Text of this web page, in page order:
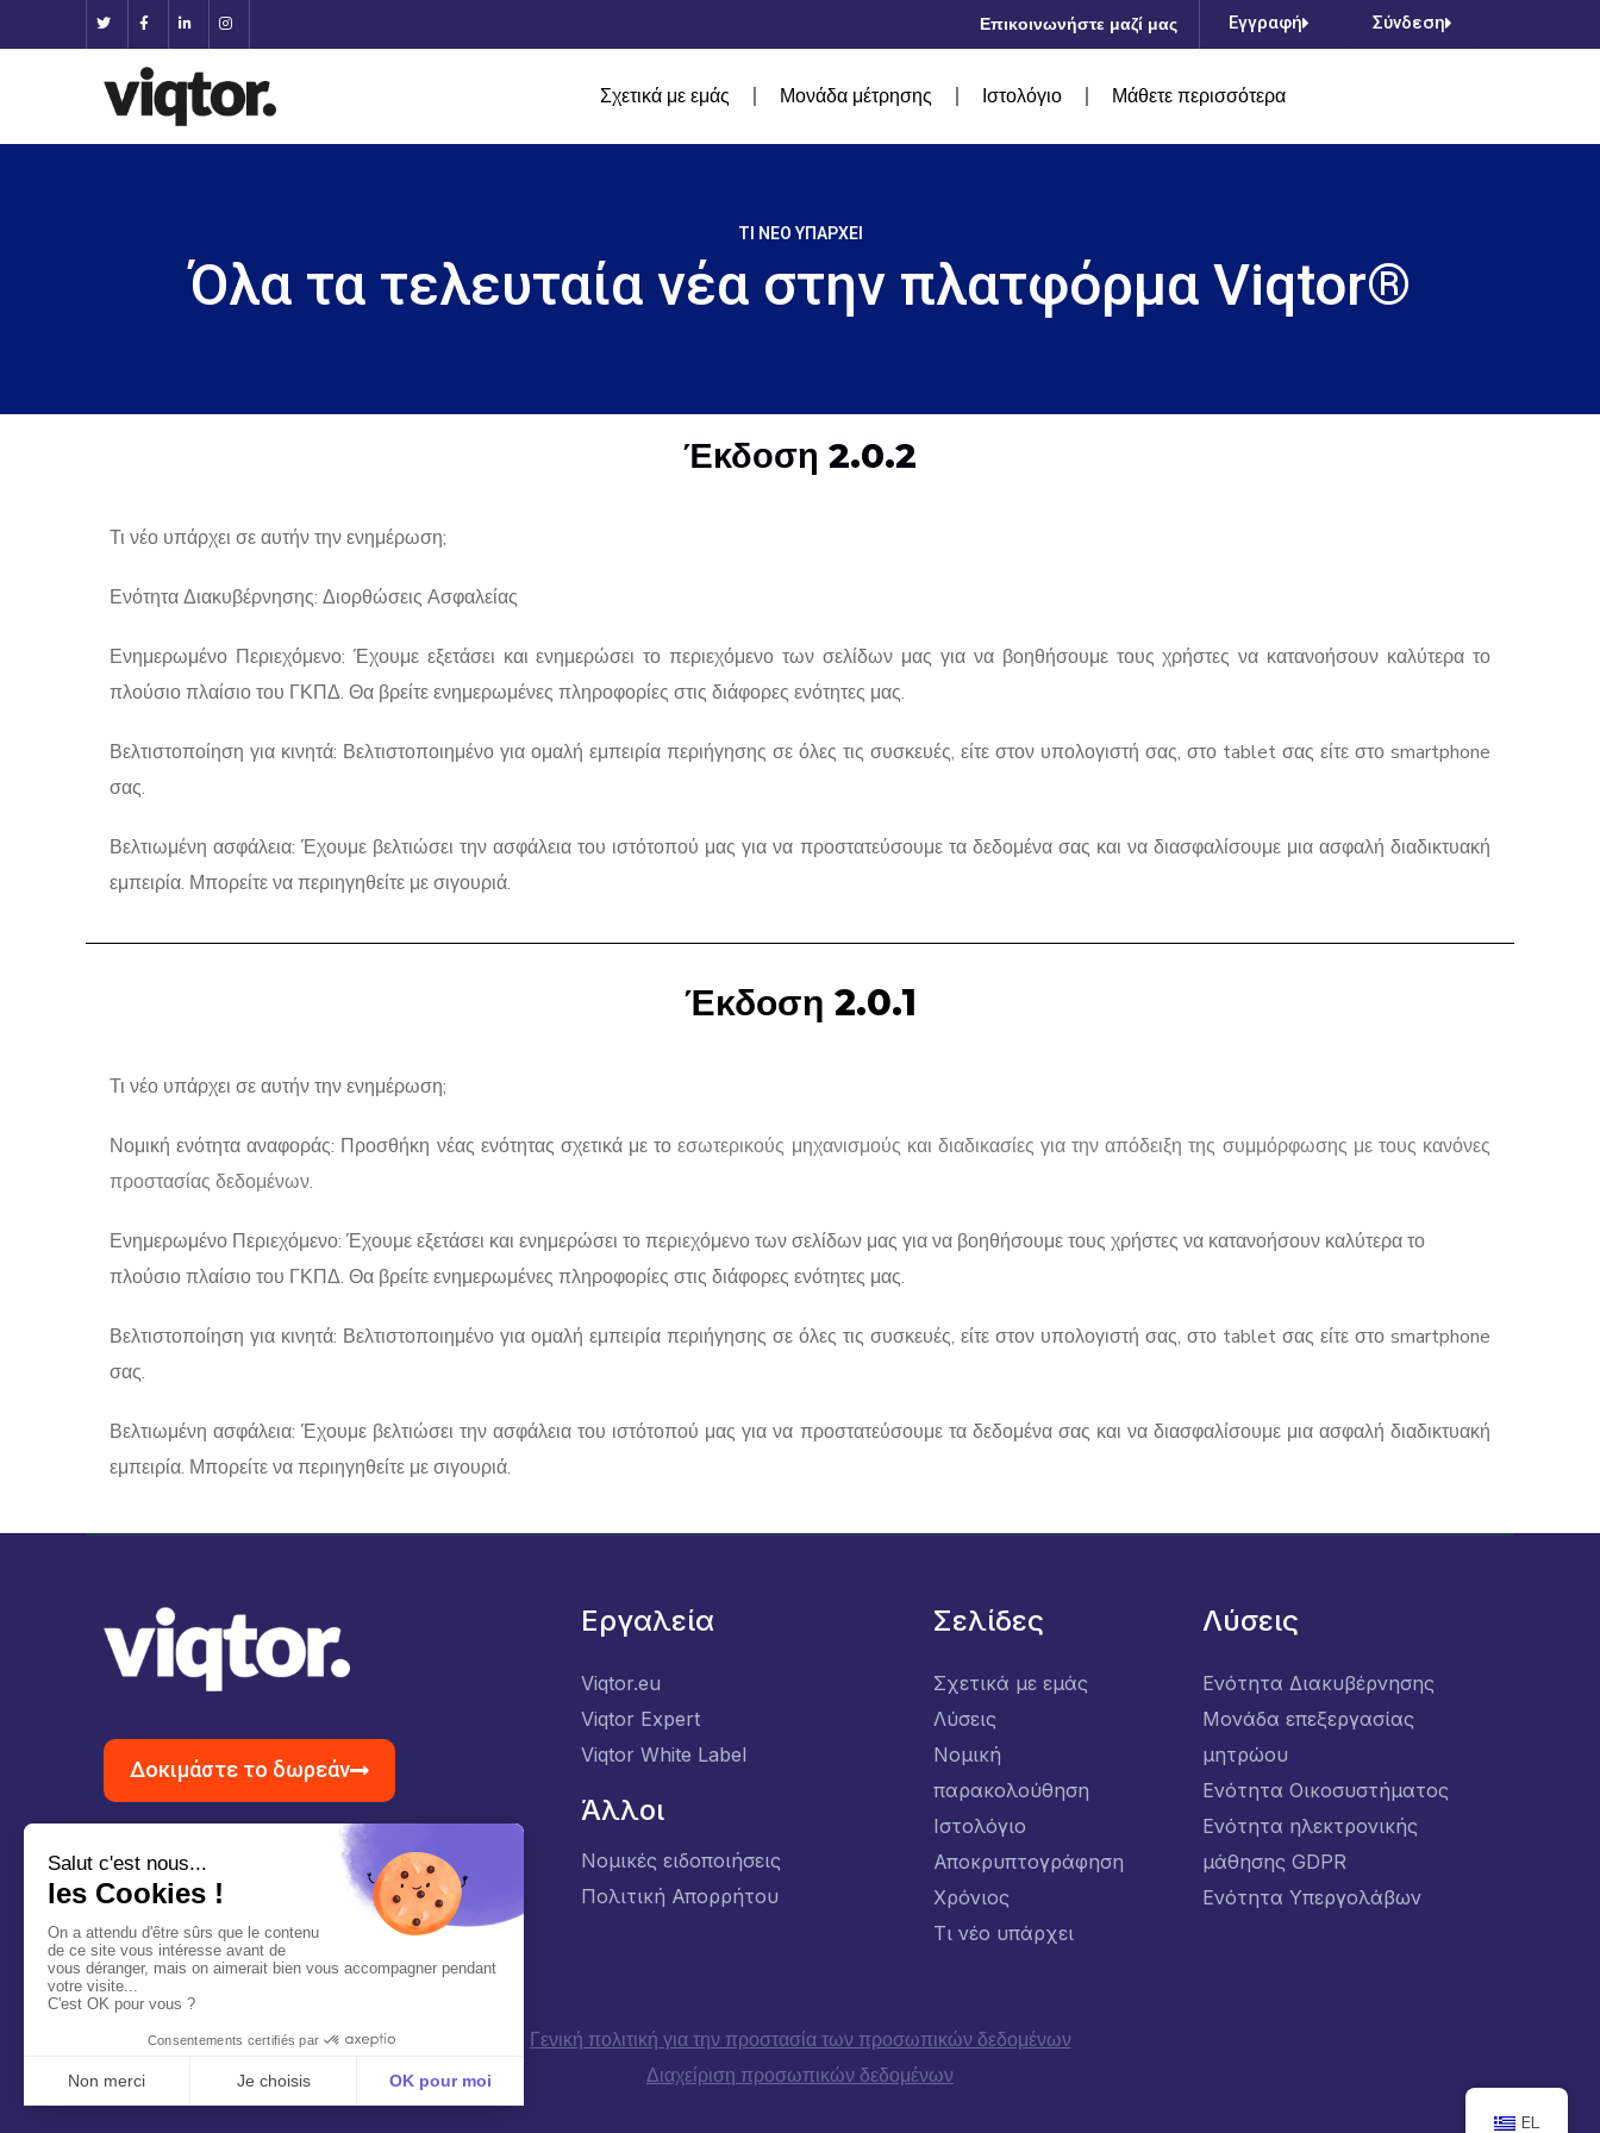
Επικοινωνήστε μαζί μας Εγγραφή Σύνδεση
Σχετικά με εμάς Μονάδα μέτρησης Ιστολόγιο Μάθετε περισσότερα
ΤΙ ΝΈΟ ΥΠΆΡΧΕΙ
Όλα τα τελευταία νέα στην πλατφόρμα Viqtor®
Έκδοση 2.0.2
Τι νέο υπάρχει σε αυτήν την ενημέρωση;
Ενότητα Διακυβέρνησης: Διορθώσεις Ασφαλείας
Ενημερωμένο Περιεχόμενο: Έχουμε εξετάσει και ενημερώσει το περιεχόμενο των σελίδων μας για να βοηθήσουμε τους χρήστες να κατανοήσουν καλύτερα το
πλούσιο πλαίσιο του ΓΚΠΔ. Θα βρείτε ενημερωμένες πληροφορίες στις διάφορες ενότητες μας.
Βελτιστοποίηση για κινητά: Βελτιστοποιημένο για ομαλή εμπειρία περιήγησης σε όλες τις συσκευές, είτε στον υπολογιστή σας, στο tablet σας είτε στο smartphone
σας.
Βελτιωμένη ασφάλεια: Έχουμε βελτιώσει την ασφάλεια του ιστότοπού μας για να προστατεύσουμε τα δεδομένα σας και να διασφαλίσουμε μια ασφαλή διαδικτυακή
εμπειρία. Μπορείτε να περιηγηθείτε με σιγουριά.
Έκδοση 2.0.1
Τι νέο υπάρχει σε αυτήν την ενημέρωση;
Νομική ενότητα αναφοράς: Προσθήκη νέας ενότητας σχετικά με τοεσωτερικούς μηχανισμούς και διαδικασίες για την απόδειξη της συμμόρφωσης με τους κανόνες
προστασίας δεδομένων.
Ενημερωμένο Περιεχόμενο: Έχουμε εξετάσει και ενημερώσει το περιεχόμενο των σελίδων μας για να βοηθήσουμε τους χρήστες να κατανοήσουν καλύτερα το
πλούσιο πλαίσιο του ΓΚΠΔ. Θα βρείτε ενημερωμένες πληροφορίες στις διάφορες ενότητες μας.
Βελτιστοποίηση για κινητά: Βελτιστοποιημένο για ομαλή εμπειρία περιήγησης σε όλες τις συσκευές, είτε στον υπολογιστή σας, στο tablet σας είτε στο smartphone
σας.
Βελτιωμένη ασφάλεια: Έχουμε βελτιώσει την ασφάλεια του ιστότοπού μας για να προστατεύσουμε τα δεδομένα σας και να διασφαλίσουμε μια ασφαλή διαδικτυακή
εμπειρία. Μπορείτε να περιηγηθείτε με σιγουριά.
Δοκιμάστε το δωρεάν
Αίτημα για επίδειξη
Εργαλεία
Viqtor.eu
Viqtor Expert
Viqtor White Label
Άλλοι
Νομικές ειδοποιήσεις
Πολιτική Απορρήτου
Σελίδες
Σχετικά με εμάς
Λύσεις
Νομική
παρακολούθηση
Ιστολόγιο
Αποκρυπτογράφηση
Χρόνιος
Τι νέο υπάρχει
Λύσεις
Ενότητα Διακυβέρνησης
Μονάδα επεξεργασίας
μητρώου
Ενότητα Οικοσυστήματος
Ενότητα ηλεκτρονικής
μάθησης GDPR
Ενότητα Υπεργολάβων
Γενική πολιτική για την προστασία των προσωπικών δεδομένων
Διαχείριση προσωπικών δεδομένων
EL